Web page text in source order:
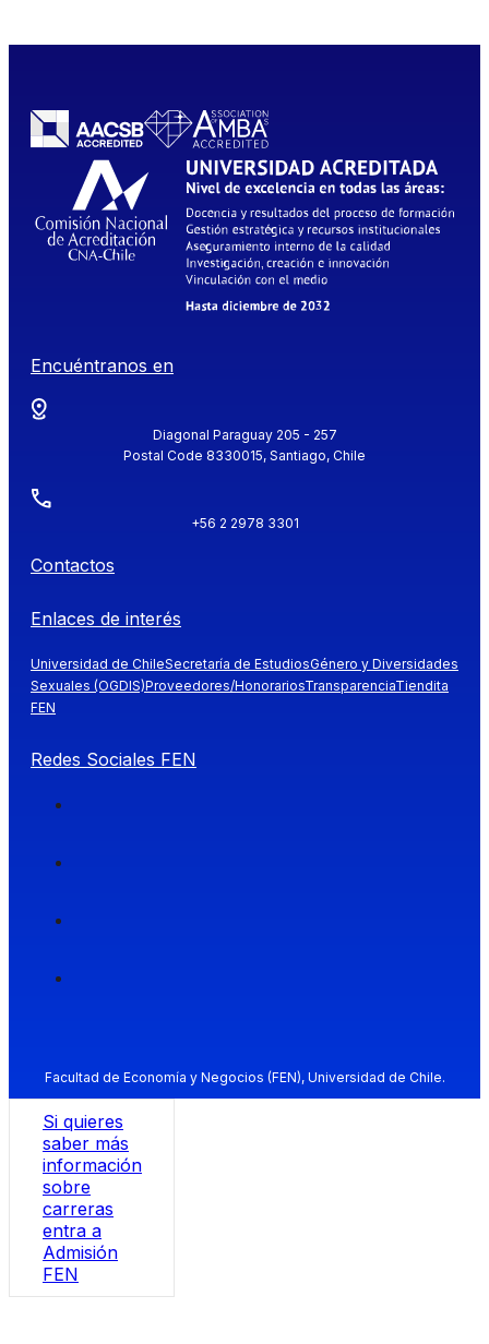
Encuéntranos en
Diagonal Paraguay 205 - 257
Postal Code 8330015, Santiago, Chile
+56 2 2978 3301
Contactos
Enlaces de interés
Universidad de ChileSecretaría de EstudiosGénero y Diversidades
Sexuales (OGDIS)Proveedores/HonorariosTransparenciaTiendita
FEN
Redes Sociales FEN
Facultad de Economía y Negocios (FEN), Universidad de Chile.
Si quieres
saber más
información
sobre
carreras
entra a
Admisión
FEN